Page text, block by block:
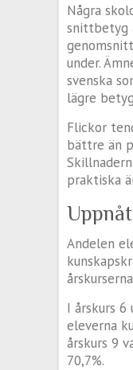
Några
snittbetyg
under.
svenska
lägre
Flickor
bättre än
praktiska
Andelen
I årskurs 6
eleverna
årskurs 9
70,7%.